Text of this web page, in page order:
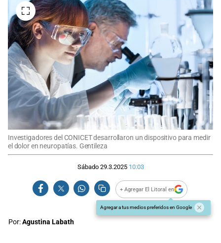
Investigadores del CONICET desarrollaron un dispositivo para medir
el dolor en neuropatías. Gentileza
Sábado 29.3.2025 10:03
+ Agregar El Litoral en
Agregar a tus medios preferidos en Google
Por:Agustina Labath